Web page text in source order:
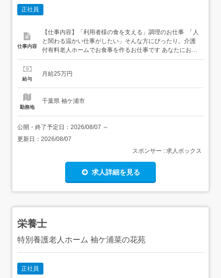
正社員
仕事内容
【仕事内容】「利用者様の食を支える」調理のお仕事 ‍ 「人
と関わる温かい仕事がしたい」そんな方にぴったり。介護
付有料老人ホームでお食事を作るお仕事です あなたにお任
せするお仕事 <下準備> 食材の下処理や仕込み <調理作業>
付け作業> 器具の洗浄や清掃 うれしいポイント マイカー通
給与
月給25万円
勤務地
千葉県 袖ケ浦市
公開・終了予定日： 2026/08/07 ～
更新日： 2026/08/07
スポンサー : 求人ボックス
求人詳細を見る
栄養士
特別養護老人ホーム 袖ケ浦菜の花苑
正社員